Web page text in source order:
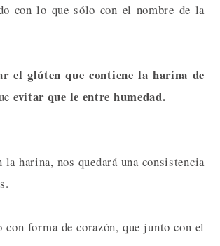
con lo que sólo con el nombre de la
el glúten que contiene la harina de
evitar que le entre humedad.
harina, nos quedará una consistencia
con forma de corazón, que junto con el